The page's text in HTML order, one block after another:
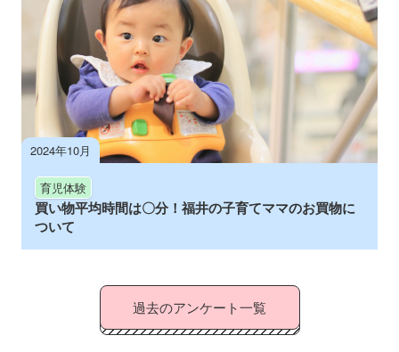
2024年10月
育児体験
買い物平均時間は〇分！福井の子育てママのお買物に
ついて
過去のアンケート一覧